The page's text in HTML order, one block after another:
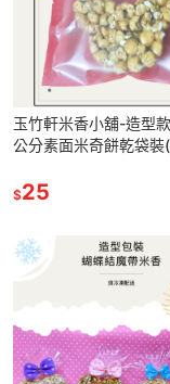
玉竹軒米香小舖-造型
公分素面米奇餅乾袋裝
$25